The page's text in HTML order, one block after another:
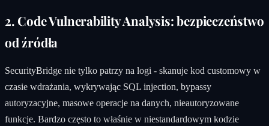
2. Code Vulnerability Analysis: bezpieczeństwo
od źródła
SecurityBridge nie tylko patrzy na logi - skanuje kod customowy w
czasie wdrażania, wykrywając SQL injection, bypassy
autoryzacyjne, masowe operacje na danych, nieautoryzowane
funkcje. Bardzo często to właśnie w niestandardowym kodzie